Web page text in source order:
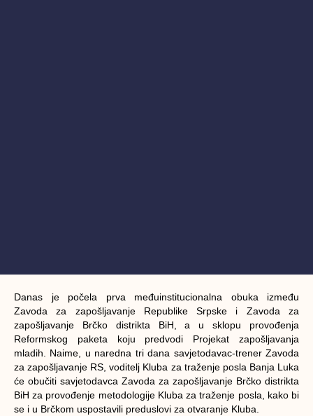
Danas je počela prva međuinstitucionalna obuka između
Zavoda za zapošljavanje Republike Srpske i Zavoda za
zapošljavanje Brčko distrikta BiH, a u sklopu provođenja
Reformskog paketa koju predvodi Projekat zapošljavanja
mladih. Naime, u naredna tri dana savjetodavac-trener Zavoda
za zapošljavanje RS, voditelj Kluba za traženje posla Banja Luka
će obučiti savjetodavca Zavoda za zapošljavanje Brčko distrikta
BiH za provođenje metodologije Kluba za traženje posla, kako bi
se i u Brčkom uspostavili preduslovi za otvaranje Kluba.